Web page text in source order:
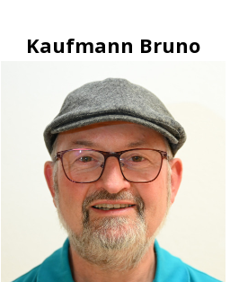
Kaufmann Bruno